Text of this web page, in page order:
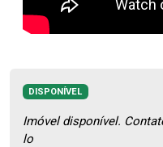
DISPONÍVEL
Imóvel disponível.
lo